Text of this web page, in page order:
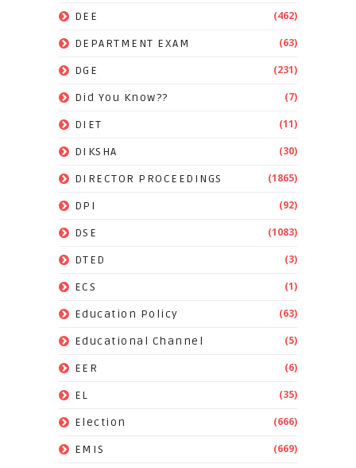
DEE (462)
DEPARTMENT EXAM (63)
DGE (231)
Did You Know?? (7)
DIET (11)
DIKSHA (30)
DIRECTOR PROCEEDINGS (1865)
DPI (92)
DSE (1083)
DTED (3)
ECS (1)
Education Policy (63)
Educational Channel (5)
EER (6)
EL (35)
Election (666)
EMIS (669)